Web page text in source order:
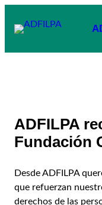
ADFILPA
Fundación
Desde ADFILPA
que refuerzan
derechos de las